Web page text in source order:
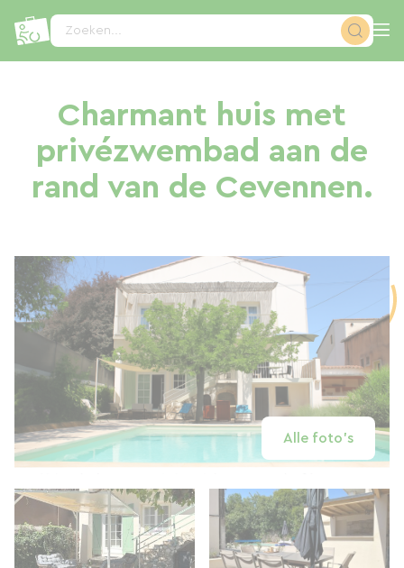
Zoeken...
Charmant huis met
privézwembad aan de
rand van de Cevennen.
Alle foto's
Cookies beheer paneel